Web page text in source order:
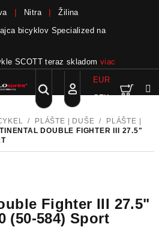
Nitra
Žilina
bicyklov Specialized na
SCOTT teraz skladom viac
Hľadať
Prihlásenie
EUR
CZK
/ PLÁŠTE | DUŠE /
PLÁŠTE |
DOUBLE FIGHTER III 27.5"
Fighter III 27.5"
(50-584) Sport